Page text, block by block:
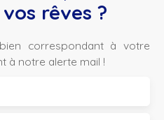
rêves ?
correspondant à votre
à notre alerte mail !